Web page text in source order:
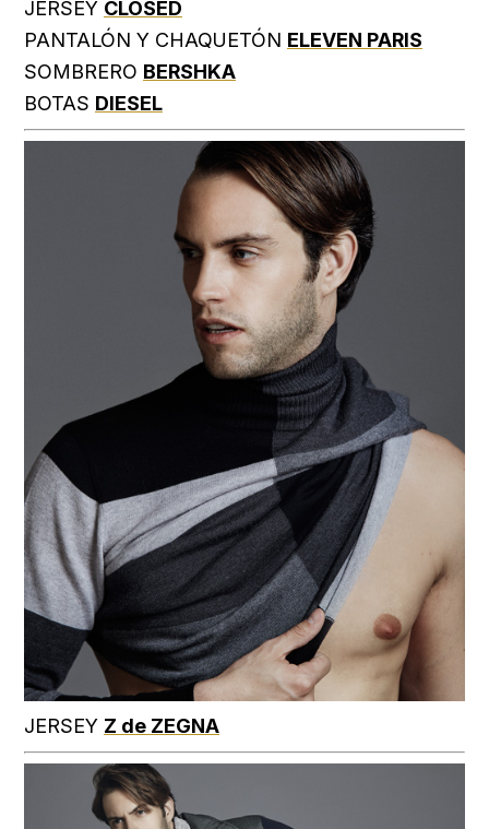
JERSEY CLOSED
PANTALÓN Y CHAQUETÓN ELEVEN PARIS
SOMBRERO BERSHKA
BOTAS DIESEL
JERSEY Z de ZEGNA